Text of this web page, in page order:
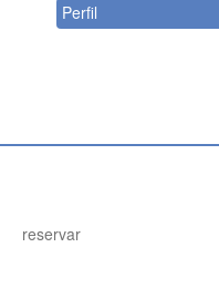
Perfil
reservar